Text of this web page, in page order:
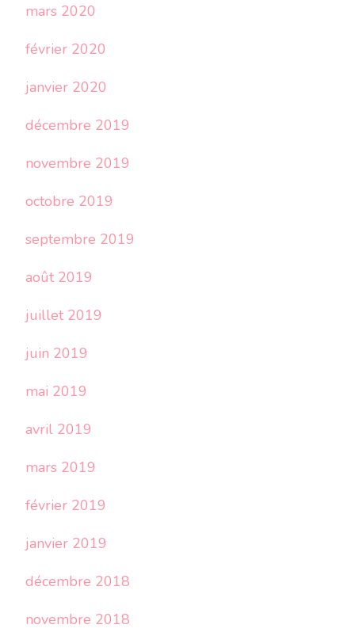
mars 2020
février 2020
janvier 2020
décembre 2019
novembre 2019
octobre 2019
septembre 2019
août 2019
juillet 2019
juin 2019
mai 2019
avril 2019
mars 2019
février 2019
janvier 2019
décembre 2018
novembre 2018